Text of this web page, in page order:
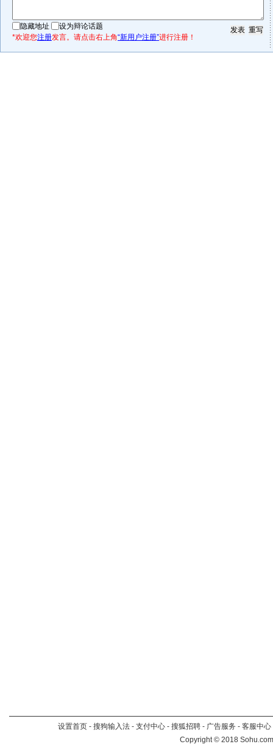
隐藏地址
设为辩论话题
*欢迎您注册发言。请点击右上角“新用户注册”进行注册！
设置首页 - 搜狗输入法 - 支付中心 - 搜狐招聘 - 广告服务 - 客服中心
Copyright©2018